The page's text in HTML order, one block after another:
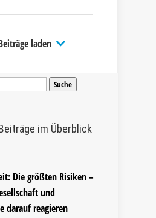
laden
im Überblick
Die größten Risiken –
und
darauf reagieren